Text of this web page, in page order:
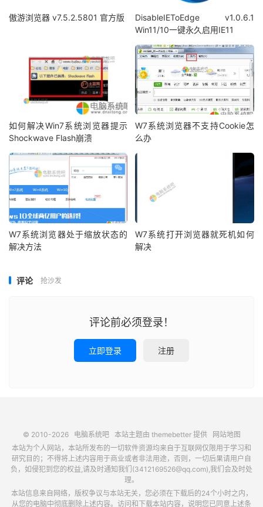
傲游浏览器 v7.5.2.5801 官方版
DisableIEToEdge v1.0.6.1
Win11/10一键永久启用IE11
如何解决Win7系统浏览器提示
Shockwave Flash崩溃
W7系统浏览器不支持Cookie怎
么办
W7系统浏览器处于缩放状态的
解决方法
W7系统打开浏览器就死机如何
解决
评论 抢沙发
评论前必须登录！
立即登录 注册
© 2010-2026 电脑系统吧本站主题由 themebetter提供
网站地图
本站为个人网站，本站所发布的一切软件资源均来自于互联网仅限用于学习和
研究目的；不得将上述内容用于商业或者非法用途，否则，一切后果请用户自
负，如侵犯到您的权益,请及时通知我们(3412169526@qq.com),我们会及时处
理。
本站信息来自网络，版权争议与本站无关，您必须在下载后的24个小时之内，
从您的电脑中彻底删除上述内容。访问和下载本站内容，说明您已同意上述条